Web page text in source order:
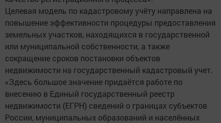
Целевая модель по кадастровому учёту направлена на
повышение эффективности процедуры предоставления
земельных участков, находящихся в государственной
или муниципальной собственности, а также
сокращение сроков постановки объектов
недвижимости на государственный кадастровый учет.
«Здесь большое значение придаётся работе по
внесению в Единый государственный реестр
недвижимости (ЕГРН) сведений о границах субъектов
России, муниципальных образований и населённых